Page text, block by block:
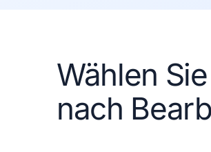
Wählen
nach